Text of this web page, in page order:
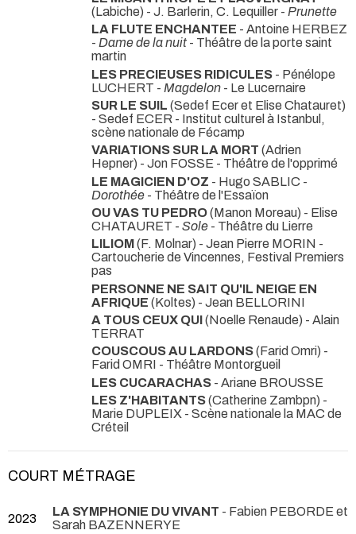
(Labiche) - J. Barlerin, C. Lequiller - Prunette
LA FLUTE ENCHANTEE - Antoine HERBEZ
- Dame de la nuit - Théâtre de la porte saint
martin
LES PRECIEUSES RIDICULES - Pénélope
LUCHERT - Magdelon - Le Lucernaire
SUR LE SUIL (Sedef Ecer et Elise Chatauret)
- Sedef ECER - Institut culturel à Istanbul,
scène nationale de Fécamp
VARIATIONS SUR LA MORT (Adrien
Hepner) - Jon FOSSE - Théâtre de l'opprimé
LE MAGICIEN D'OZ - Hugo SABLIC -
Dorothée - Théâtre de l'Essaïon
OU VAS TU PEDRO(Manon Moreau) - Elise
CHATAURET - Sole - Théâtre du Lierre
LILIOM(F. Molnar) - Jean Pierre MORIN -
Cartoucherie de Vincennes, Festival Premiers
pas
PERSONNE NE SAIT QU'IL NEIGE EN
AFRIQUE (Koltes) - Jean BELLORINI
A TOUS CEUX QUI(Noelle Renaude) - Alain
TERRAT
COUSCOUS AU LARDONS(Farid Omri) -
Farid OMRI - Théâtre Montorgueil
LES CUCARACHAS - Ariane BROUSSE
LES Z'HABITANTS(Catherine Zambpn) -
Marie DUPLEIX - Scène nationale la MAC de
Créteil
COURT MÉTRAGE
2023 LA SYMPHONIE DU VIVANT - Fabien PEBORDE et
Sarah BAZENNERYE